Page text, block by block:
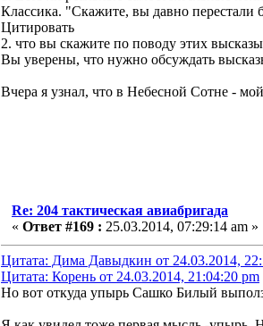
Классика. "Скажите, вы давно перестали
Цитировать
2. что вы скажите по поводу этих
Вы уверены, что нужно обсуждать
Вчера я узнал, что в Небесной Сотне -
Re: 204 тактическая авиабригада
« Ответ #169 : 25.03.2014, 07:29:14 am »
Цитата: Дима Давыдкин от 24.03.2014,
Цитата: Корень от 24.03.2014, 21:04:20 pm
Но вот откуда упырь Сашко Билый